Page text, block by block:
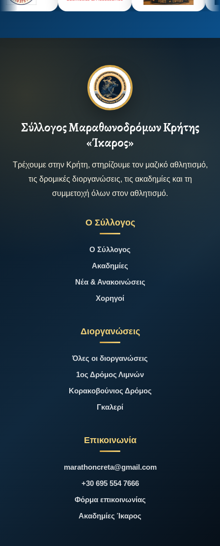
Σύλλογος Μαραθωνοδρόμων Κρήτης
«Ίκαρος»
Τρέχουμε στην Κρήτη, στηρίζουμε τον μαζικό αθλητισμό,
τις δρομικές διοργανώσεις, τις ακαδημίες και τη
συμμετοχή όλων στον αθλητισμό.
Ο Σύλλογος
Ο Σύλλογος
Ακαδημίες
Νέα & Ανακοινώσεις
Χορηγοί
Διοργανώσεις
Όλες οι διοργανώσεις
1ος Δρόμος Λιμνών
Κορακοβούνιος Δρόμος
Γκαλερί
Επικοινωνία
marathoncreta@gmail.com
+30 695 554 7666
Φόρμα επικοινωνίας
Ακαδημίες Ίκαρος